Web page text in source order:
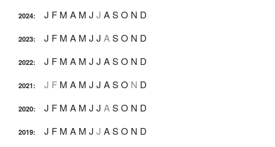
2024: J F M A M J J ASO N D
2023: J F M A M J J ASO N D
2022: J F M A M J J ASO N D
2021: J F M A M J J ASO N D
2020: J F M A M J J ASO N D
2019: J F M A M J J ASO N D